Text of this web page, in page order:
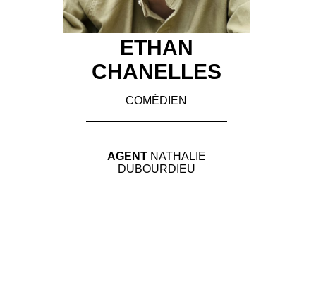
ETHAN
CHANELLES
COMÉDIEN
AGENT NATHALIE
DUBOURDIEU